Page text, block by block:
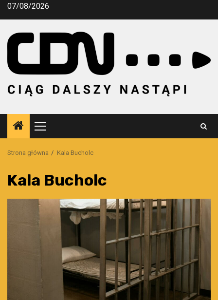
Przejdź
07/08/2026
Menu
główne
Strona główna Kala Bucholc
Kala Bucholc